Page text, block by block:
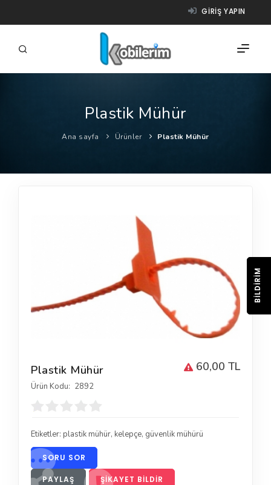
GIRIŞ YAPIN
FIRMALAR
ÜRÜNLER
NASIL ÇALIŞIR?
Plastik Mühür
Ana sayfa Ürünler Plastik Mühür
60,00 TL
Plastik Mühür
Ürün Kodu: 2892
Etiketler: plastik mühür, kelepçe, güvenlik mühürü
SORU SOR
PAYLAŞ ŞIKAYET BILDIR
BILDIRIM